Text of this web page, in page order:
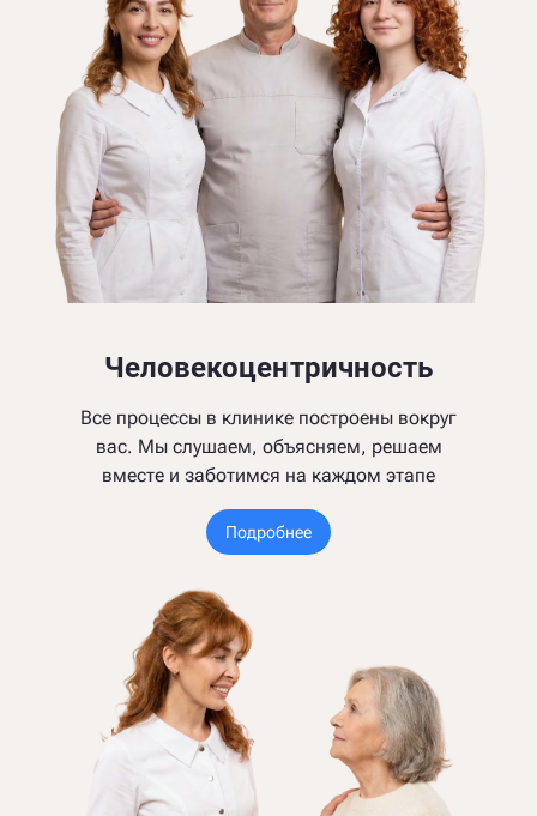
Человекоцентричность
Все процессы в клинике построены вокруг
вас. Мы слушаем, объясняем, решаем
вместе и заботимся на каждом этапе
Подробнее